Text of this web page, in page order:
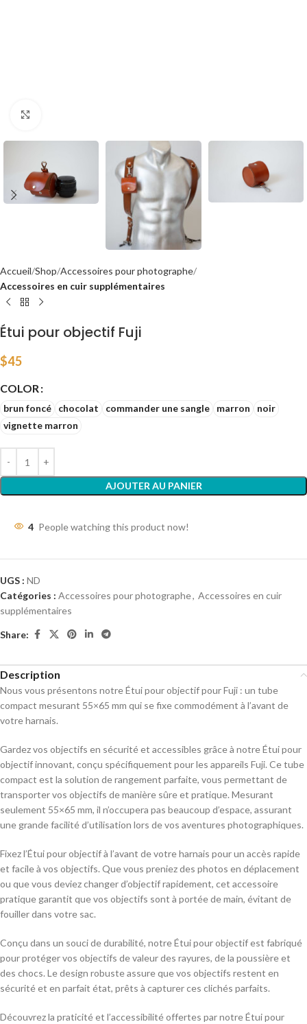
Accueil Shop Accessoires pour photographe
Accessoires en cuir supplémentaires
Étui pour objectif Fuji
$45
COLOR
brun foncé chocolat commander une sangle marron
noir
vignette marron
AJOUTER AU PANIER
4 People watching this product now!
UGS : ND
Catégories : Accessoires pour photographe, Accessoires en cuir
supplémentaires
Share:
Description
Nous vous présentons notre Étui pour objectif pour Fuji : un tube
compact mesurant 55×65 mm qui se fixe commodément à l’avant de
votre harnais.
Gardez vos objectifs en sécurité et accessibles grâce à notre Étui pour
objectif innovant, conçu spécifiquement pour les appareils Fuji. Ce tube
compact est la solution de rangement parfaite, vous permettant de
transporter vos objectifs de manière sûre et pratique. Mesurant
seulement 55×65 mm, il n’occupera pas beaucoup d’espace, assurant
une grande facilité d’utilisation lors de vos aventures photographiques.
Fixez l’Étui pour objectif à l’avant de votre harnais pour un accès rapide
et facile à vos objectifs. Que vous preniez des photos en déplacement
ou que vous deviez changer d’objectif rapidement, cet accessoire
pratique garantit que vos objectifs sont à portée de main, évitant de
fouiller dans votre sac.
Conçu dans un souci de durabilité, notre Étui pour objectif est fabriqué
pour protéger vos objectifs de valeur des rayures, de la poussière et
des chocs. Le design robuste assure que vos objectifs restent en
sécurité et en parfait état, prêts à capturer ces clichés parfaits.
Découvrez la praticité et l’accessibilité offertes par notre Étui pour